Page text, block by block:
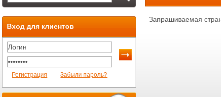
Вход для клиентов
Регистрация Забыли пароль?
Запрашиваемая